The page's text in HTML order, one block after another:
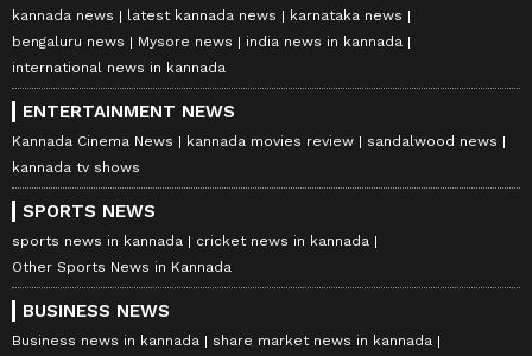
kannada news latest kannada news
karnataka news
bengaluru news
Mysore news
india news in kannada
international news in kannada
ENTERTAINMENT NEWS
Kannada Cinema News kannada movies review
sandalwood news
kannada tv shows
SPORTS NEWS
sports news in kannada
cricket news in kannada
Other Sports News in Kannada
BUSINESS NEWS
Business news in kannada
share market news in kannada